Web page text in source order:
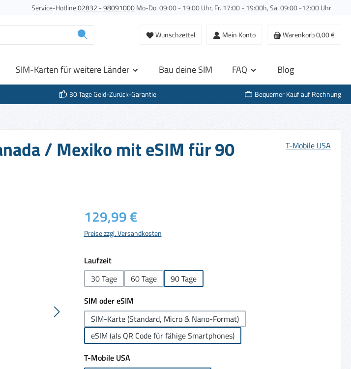
Service-Hotline02832 - 98091000Mo-Do. 09:00 - 19:00 Uhr, Fr. 17:00 - 19:00h, Sa. 09:00 -12:00 Uhr
Wunschzettel Mein Konto Warenkorb0,00 €
SIM-Karten für weitere Länder Bau deine SIM FAQ Blog
30 Tage Geld-Zurück-Garantie
Bequemer Kauf auf Rechnung
/ Mexiko mit eSIM für 90 T-Mobile USA
Regulärer Preis:
129,99 €
Preise zzgl. Versandkosten
Laufzeitauswählen
30 Tage
60 Tage
90 Tage
SIM oder eSIMauswählen
SIM-Karte (Standard, Micro & Nano-Format)
eSIM (als QR Code für fähige Smartphones)
T-Mobile USAauswählen